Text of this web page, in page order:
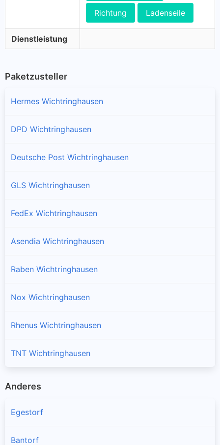
Richtung Ladenseile
Dienstleistung
Paketzusteller
Hermes Wichtringhausen
DPD Wichtringhausen
Deutsche Post Wichtringhausen
GLS Wichtringhausen
FedEx Wichtringhausen
Asendia Wichtringhausen
Raben Wichtringhausen
Nox Wichtringhausen
Rhenus Wichtringhausen
TNT Wichtringhausen
Anderes
Egestorf
Bantorf